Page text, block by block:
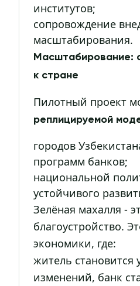
институтов;
сопровождение
масштабирования.
Масштабирование:
к стране
Пилотный проект
реплицируемой
городов
программ банков;
национальной
устойчивого
Зелёная махалля -
благоустройство.
экономики, где:
житель становится
изменений, банк